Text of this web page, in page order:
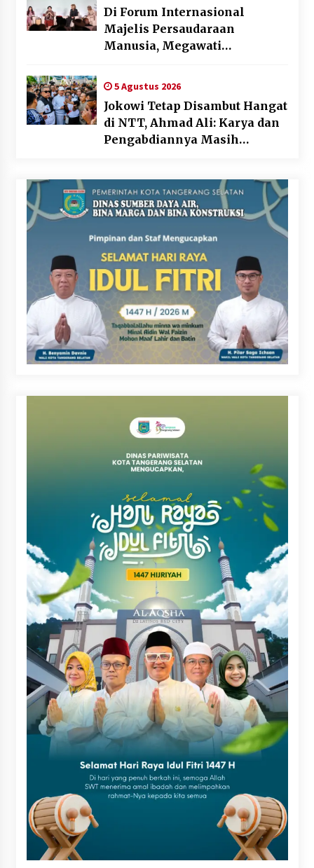
Di Forum Internasional
Majelis Persaudaraan
Manusia, Megawati
Kepemimpinan Perempuan
Bukan Dominasi, Tapi
Merawat Dan Merangkul
5 Agustus 2026
Jokowi Tetap Disambut Hangat
di NTT, Ahmad Ali: Karya dan
Pengabdiannya Masih